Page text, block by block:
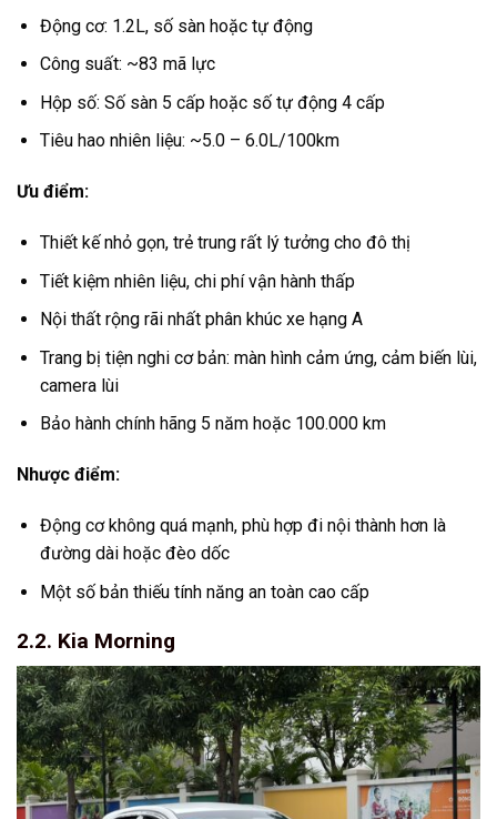
Động cơ: 1.2L, số sàn hoặc tự động
Công suất: ~83 mã lực
Hộp số: Số sàn 5 cấp hoặc số tự động 4 cấp
Tiêu hao nhiên liệu: ~5.0 – 6.0L/100km
Ưu điểm:
Thiết kế nhỏ gọn, trẻ trung rất lý tưởng cho đô thị
Tiết kiệm nhiên liệu, chi phí vận hành thấp
Nội thất rộng rãi nhất phân khúc xe hạng A
Trang bị tiện nghi cơ bản: màn hình cảm ứng, cảm biến lùi,
camera lùi
Bảo hành chính hãng 5 năm hoặc 100.000 km
Nhược điểm:
Động cơ không quá mạnh, phù hợp đi nội thành hơn là
đường dài hoặc đèo dốc
Một số bản thiếu tính năng an toàn cao cấp
2.2. Kia Morning